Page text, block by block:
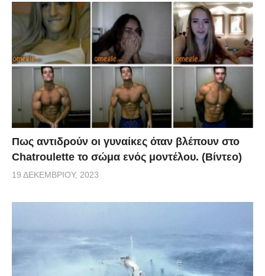
Πως αντιδρούν οι γυναίκες όταν βλέπουν στο
Chatroulette το σώμα ενός μοντέλου. (Βίντεο)
19 ΔΕΚΕΜΒΡΊΟΥ, 2023